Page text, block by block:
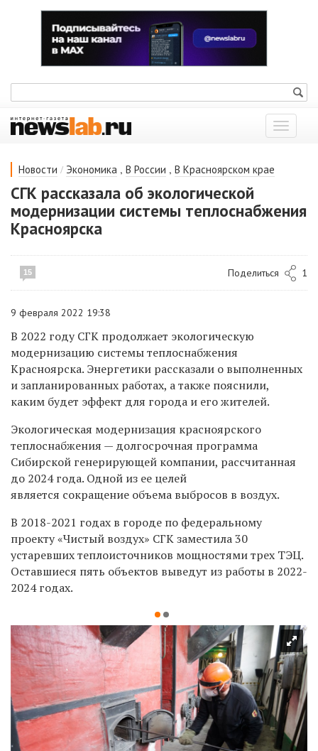
Показать
меню
Новости / Экономика , В России , В Красноярском крае
СГК рассказала об экологической
модернизации системы теплоснабжения
Красноярска
15 Поделиться 1
9 февраля 2022 19:38
В 2022 году СГК продолжает экологическую
модернизацию системы теплоснабжения
Красноярска. Энергетики рассказали о выполненных
и запланированных работах, а также пояснили,
каким будет эффект для города и его жителей.
Экологическая модернизация красноярского
теплоснабжения — долгосрочная программа
Сибирской генерирующей компании, рассчитанная
до 2024 года. Одной из ее целей
является сокращение объема выбросов в воздух.
В 2018-2021 годах в городе по федеральному
проекту «Чистый воздух» СГК заместила 30
устаревших теплоисточников мощностями трех ТЭЦ.
Оставшиеся пять объектов выведут из работы в 2022-
2024 годах.